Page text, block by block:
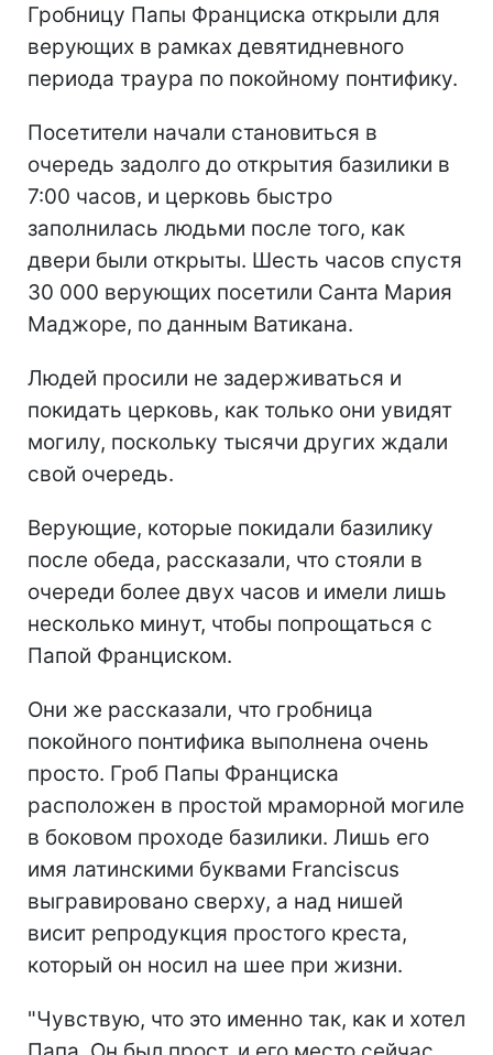
Гробницу Папы Франциска открыли для
верующих в рамках девятидневного
периода траура по покойному понтифику.
Посетители начали становиться в
очередь задолго до открытия базилики в
7:00 часов, и церковь быстро
заполнилась людьми после того, как
двери были открыты. Шесть часов спустя
30 000 верующих посетили Санта Мария
Маджоре, по данным Ватикана.
Людей просили не задерживаться и
покидать церковь, как только они увидят
могилу, поскольку тысячи других ждали
свой очередь.
Верующие, которые покидали базилику
после обеда, рассказали, что стояли в
очереди более двух часов и имели лишь
несколько минут, чтобы попрощаться с
Папой Франциском.
Они же рассказали, что гробница
покойного понтифика выполнена очень
просто. Гроб Папы Франциска
расположен в простой мраморной могиле
в боковом проходе базилики. Лишь его
имя латинскими буквами Franciscus
выгравировано сверху, а над нишей
висит репродукция простого креста,
который он носил на шее при жизни.
"Чувствую, что это именно так, как и хотел